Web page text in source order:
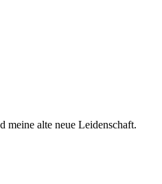
meine alte neue Leidenschaft.